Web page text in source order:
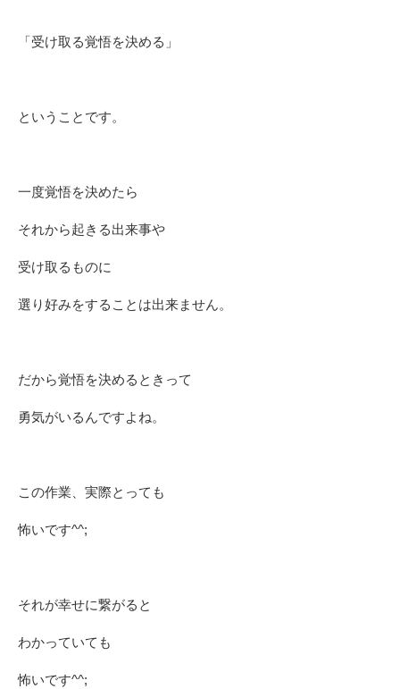
「受け取る覚悟を決める」
ということです。
一度覚悟を決めたら
それから起きる出来事や
受け取るものに
選り好みをすることは出来ません。
だから覚悟を決めるときって
勇気がいるんですよね。
この作業、実際とっても
怖いです^^;
それが幸せに繋がると
わかっていても
怖いです^^;